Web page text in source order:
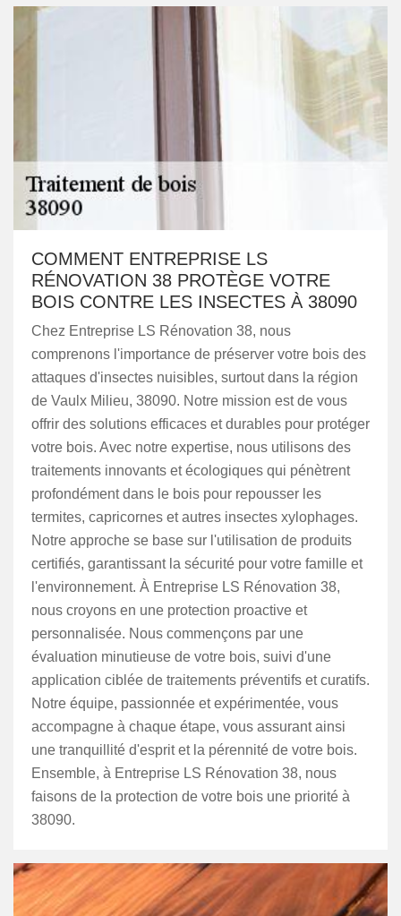
COMMENT ENTREPRISE LS
RÉNOVATION 38 PROTÈGE VOTRE
BOIS CONTRE LES INSECTES À 38090
Chez Entreprise LS Rénovation 38, nous
comprenons l'importance de préserver votre bois des
attaques d'insectes nuisibles, surtout dans la région
de Vaulx Milieu, 38090. Notre mission est de vous
offrir des solutions efficaces et durables pour protéger
votre bois. Avec notre expertise, nous utilisons des
traitements innovants et écologiques qui pénètrent
profondément dans le bois pour repousser les
termites, capricornes et autres insectes xylophages.
Notre approche se base sur l'utilisation de produits
certifiés, garantissant la sécurité pour votre famille et
l'environnement. À Entreprise LS Rénovation 38,
nous croyons en une protection proactive et
personnalisée. Nous commençons par une
évaluation minutieuse de votre bois, suivi d'une
application ciblée de traitements préventifs et curatifs.
Notre équipe, passionnée et expérimentée, vous
accompagne à chaque étape, vous assurant ainsi
une tranquillité d'esprit et la pérennité de votre bois.
Ensemble, à Entreprise LS Rénovation 38, nous
faisons de la protection de votre bois une priorité à
38090.